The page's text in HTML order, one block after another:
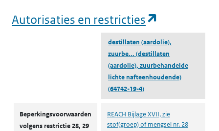
Autorisaties en restricties
destillaten (aardolie),
zuurbe... (destillaten
(aardolie), zuurbehandelde
lichte nafteenhoudende)
(64742-19-4)
Beperkingsvoorwaarden
volgens restrictie 28, 29
REACH Bijlage XVII, zie
stof(groep) of mengsel nr. 28